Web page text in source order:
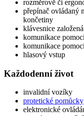
rozměrově či
přepínač ovládaný
končetiny
klávesnice
komunikace
komunikace
hlasový vstup
Každodenní život
invalidní vozíky
protetické pomůcky
elektronické